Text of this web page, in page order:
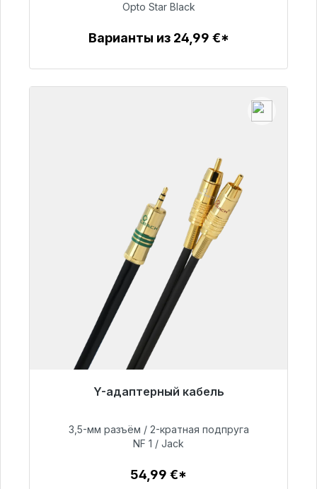
93,00 €
Opto Star Black
Варианты из 24,99 €*
Y-адаптерный кабель
Готовы к немедленной отправке, срок
54,99 €
3,5-мм разъём / 2-кратная подпруга
NF 1 / Jack
54,99 €*